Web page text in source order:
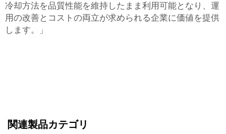
冷却方法を品質性能を維持したまま利用可能となり、運
用の改善とコストの両立が求められる企業に価値を提供
します。」
関連製品カテゴリ